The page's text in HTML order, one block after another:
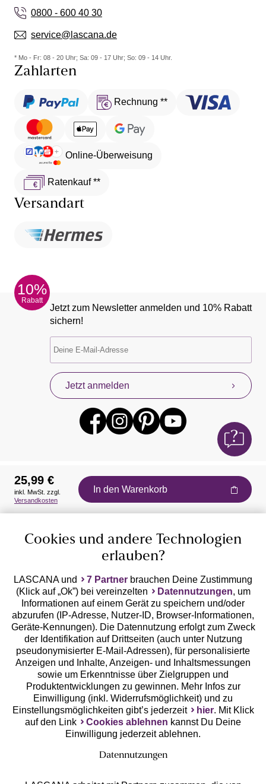
0800 - 600 40 30
service@lascana.de
* Mo - Fr: 08 - 20 Uhr; Sa: 09 - 17 Uhr; So: 09 - 14 Uhr.
Zahlarten
Rechnung **
Online-Überweisung
Ratenkauf **
Versandart
10%
Rabatt
Jetzt zum Newsletter anmelden und 10% Rabatt
sichern!
Jetzt anmelden
Auszeichnungen
Geprüfte Sicherheit
Unsere Apps
25,99 €
inkl. MwSt. zzgl.
Versandkosten
In den Warenkorb
Cookies und andere Technologien
erlauben?
LASCANA und 7 Partner brauchen Deine Zustimmung
(Klick auf „Ok”) bei vereinzelten
Datennutzungen, um
Informationen auf einem Gerät zu speichern und/oder
abzurufen (IP-Adresse, Nutzer-ID, Browser-Informationen,
Geräte-Kennungen). Die Datennutzung erfolgt zum Zweck
der Identifikation auf Drittseiten (auch unter Nutzung
pseudonymisierter E-Mail-Adressen), für personalisierte
Anzeigen und Inhalte, Anzeigen- und Inhaltsmessungen
sowie um Erkenntnisse über Zielgruppen und
Produktentwicklungen zu gewinnen. Mehr Infos zur
Einwilligung (inkl. Widerrufsmöglichkeit) und zu
Einstellungsmöglichkeiten gibt’s jederzeit
hier. Mit Klick
auf den Link
Cookies ablehnen kannst Du Deine
Einwilligung jederzeit ablehnen.
Datennutzungen